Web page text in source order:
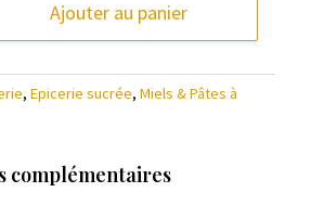
Ajouter au panier
, Epicerie sucrée, Miels & Pâtes à
complémentaires